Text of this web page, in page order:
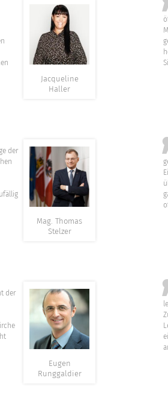
Jacqueline
Haller
der
Mag. Thomas
Stelzer
der
Eugen
Runggaldier